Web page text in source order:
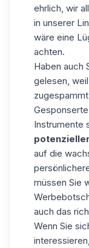
ehrlich, wir
in unserer
wäre eine
achten.
Haben auch
gelesen,
Instrumente
auf die
müssen Sie
auch das
Wenn Sie